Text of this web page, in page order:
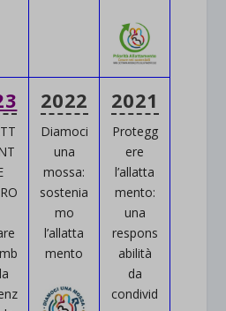
2022
Diamoci
una
mossa:
sostenia
mo
l’allatta
mento
2021
Protegg
ere
l’allatta
mento:
una
respons
abilità
da
condivid